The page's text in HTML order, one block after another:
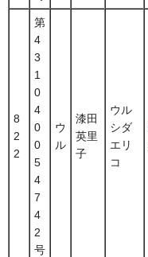
8
2
2
第
4
3
1
0
4
0
0
5
4
7
4
2
号
ウ
ル
漆田
英里
子
ウル
シダ
エリ
コ